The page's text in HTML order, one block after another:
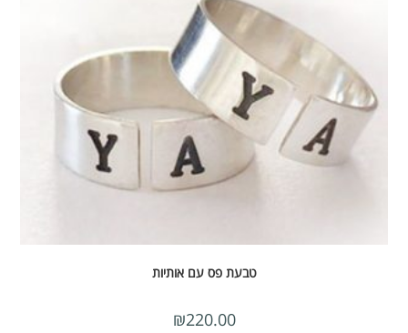
טבעת פס עם אותיות
₪220.00